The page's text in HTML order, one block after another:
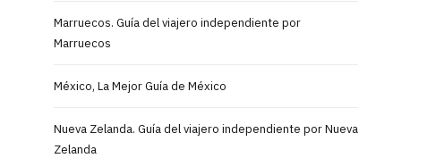
Marruecos. Guía del viajero independiente por
Marruecos
México, La Mejor Guía de México
Nueva Zelanda. Guía del viajero independiente por Nueva
Zelanda